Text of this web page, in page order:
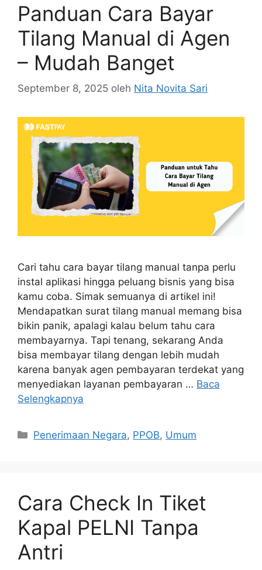
Panduan Cara Bayar
Tilang Manual di Agen
– Mudah Banget
September 8, 2025 oleh Nita Novita Sari
Cari tahu cara bayar tilang manual tanpa perlu
instal aplikasi hingga peluang bisnis yang bisa
kamu coba. Simak semuanya di artikel ini!
Mendapatkan surat tilang manual memang bisa
bikin panik, apalagi kalau belum tahu cara
membayarnya. Tapi tenang, sekarang Anda
bisa membayar tilang dengan lebih mudah
karena banyak agen pembayaran terdekat yang
menyediakan layanan pembayaran … Baca
Selengkapnya
Penerimaan Negara, PPOB, Umum
Cara Check In Tiket
Kapal PELNI Tanpa
Antri